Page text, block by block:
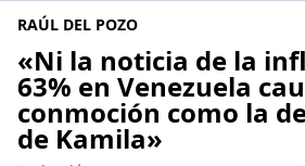
RAÚL DEL POZO
«Ni la noticia de la
63% en Venezuela
conmoción como la
de Kamila»